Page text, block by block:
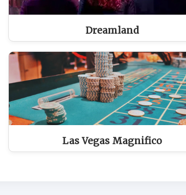
Dreamland
Las Vegas Magnifico